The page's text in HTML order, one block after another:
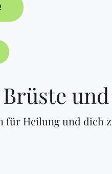
und
für Heilung und dich